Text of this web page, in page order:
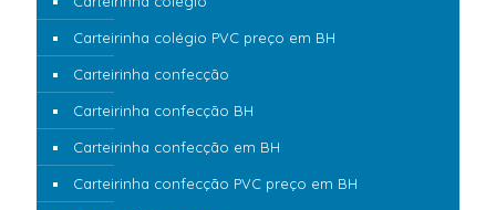
Carteirinha colégio PVC preço em BH
Carteirinha confecção
Carteirinha confecção BH
Carteirinha confecção em BH
Carteirinha confecção PVC preço em BH